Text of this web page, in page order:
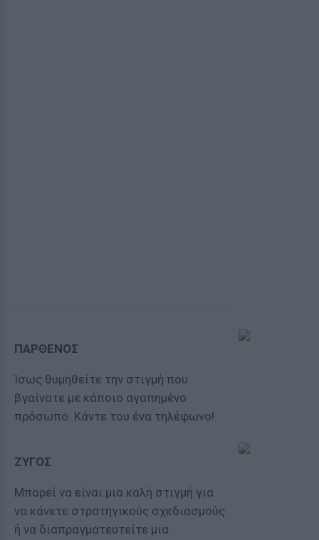
ΠΑΡΘΕΝΟΣ
Ίσως θυμηθείτε την στιγμή που
βγαίνατε με κάποιο αγαπημένο
πρόσωπο. Κάντε του ένα τηλέφωνο!
ΖΥΓΟΣ
Μπορεί να είναι μια καλή στιγμή για
να κάνετε στρατηγικούς σχεδιασμούς
ή να διαπραγματευτείτε μια